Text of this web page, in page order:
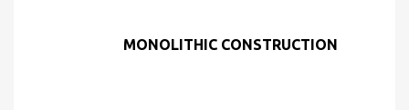
MONOLITHIC CONSTRUCTION